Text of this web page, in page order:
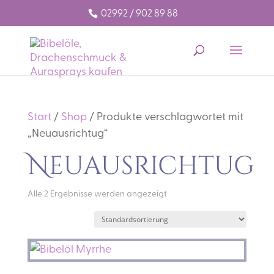
02992 / 902 89 88
Start/ Shop/ Produkte verschlagwortet mit
„Neuausrichtug“
Neuausrichtug
Alle 2 Ergebnisse werden angezeigt